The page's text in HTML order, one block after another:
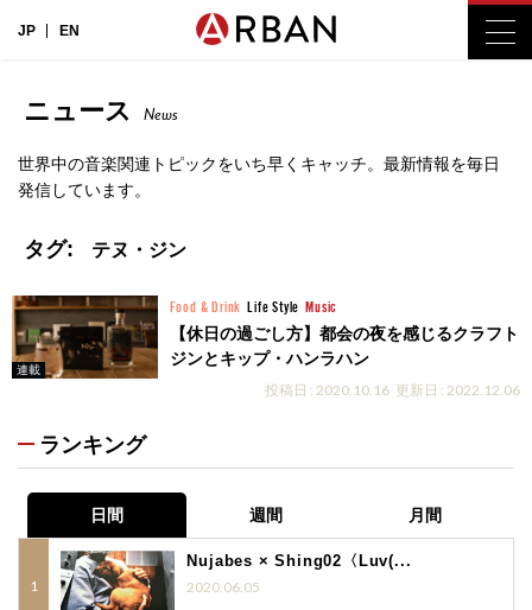
JP EN
ニュース News
世界中の音楽関連トピックをいち早くキャッチ。最新情報を毎日
発信しています。
タグ: テヌ・ジン
連載
Food & Drink Life Style Music
【休日の過ごし方】都会の夜を感じるクラフト
ジンとキップ・ハンラハン
投稿日 : 2020.10.16 更新日 : 2022.12.06
ランキング
日間 週間 月間
Nujabes × Shing02〈Luv(...
2020.06.05